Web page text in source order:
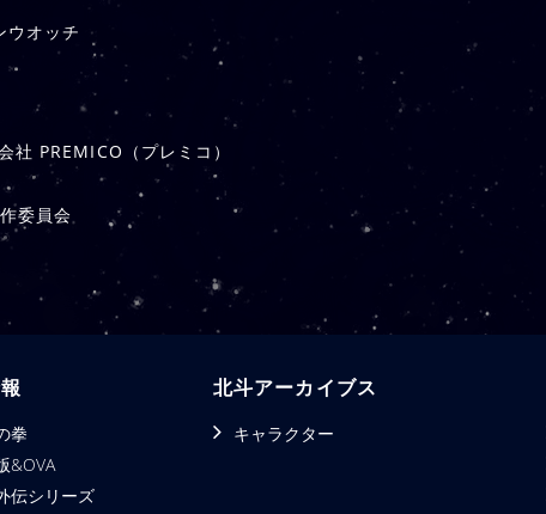
ウオッチ
PREMICO（プレミコ）
委員会
拳
&OVA
伝シリーズ
北斗アーカイブス
キャラクター